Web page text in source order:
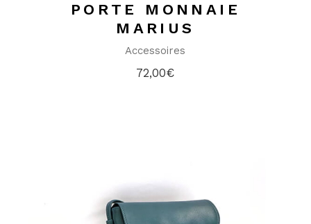
PORTE MONNAIE
MARIUS
Accessoires
72,00€